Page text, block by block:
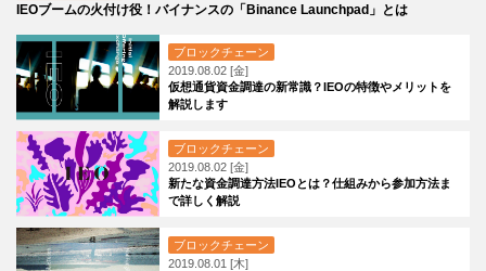
IEOブームの火付け役！バイナンスの「Binance Launchpad」とは
ブロックチェーン
2019.08.02 [金]
仮想通貨資金調達の新常識？IEOの特徴やメリットを
解説します
ブロックチェーン
2019.08.02 [金]
新たな資金調達方法IEOとは？仕組みから参加方法ま
で詳しく解説
ブロックチェーン
2019.08.01 [木]